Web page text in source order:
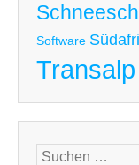
Software
Transalp
Suchen